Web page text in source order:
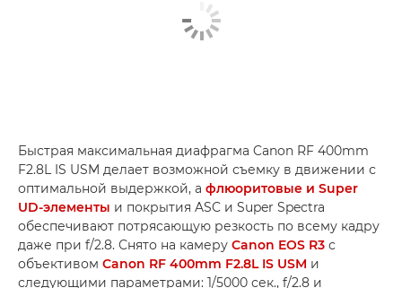
Быстрая максимальная диафрагма Canon RF 400mm
F2.8L IS USM делает возможной съемку в движении с
оптимальной выдержкой, а флюоритовые и Super
UD-элементы и покрытия ASC и Super Spectra
обеспечивают потрясающую резкость по всему кадру
даже при f/2.8. Снято на камеру Canon EOS R3 с
объективом Canon RF 400mm F2.8L IS USM и
следующими параметрами: 1/5000 сек., f/2.8 и